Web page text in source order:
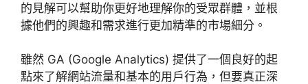
的見解可以幫助你更好地理解你的受眾群體，並根
據他們的興趣和需求進行更加精準的市場細分。
雖然 GA (Google Analytics) 提供了一個良好的起
點來了解網站流量和基本的用戶行為，但要真正深